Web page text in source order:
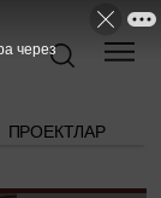
ПРОЕКТЛАР
через